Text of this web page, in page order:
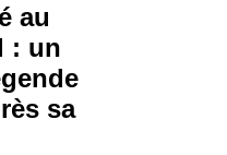
au
: un
sa